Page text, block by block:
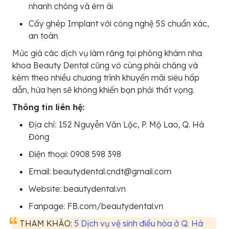
nhanh chóng và êm ái
Cấy ghép Implant với công nghệ 5S chuẩn xác,
an toàn
Mức giá các dịch vụ làm răng tại phòng khám nha
khoa Beauty Dental cũng vô cùng phải chăng và
kèm theo nhiều chương trình khuyến mãi siêu hấp
dẫn, hứa hẹn sẽ không khiến bạn phải thất vọng.
Thông tin liên hệ:
Địa chỉ: 152 Nguyễn Văn Lộc, P. Mộ Lao, Q. Hà
Đông
Điện thoại: 0908 598 398
Email: beautydental.cndt@gmail.com
Website: beautydental.vn
Fanpage: FB.com/beautydental.vn
THAM KHẢO: 5 Dịch vụ vệ sinh điều hòa ở Q. Hà